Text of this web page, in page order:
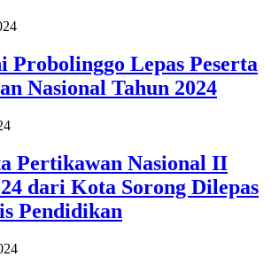
Probolinggo Lepas Peserta
Nasional Tahun 2024
Pertikawan Nasional II
dari Kota Sorong Dilepas
Pendidikan